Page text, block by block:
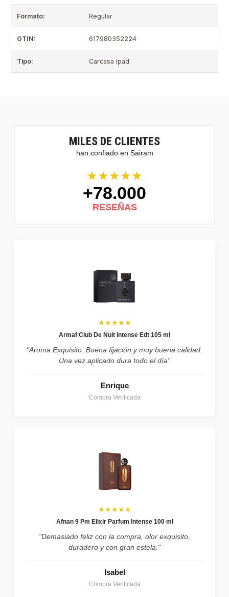
Formato: Regular
GTIN: 617980352224
Tipo: Carcasa Ipad
MILES DE CLIENTES
han confiado en Sairam
★★★★★
+78.000
RESEÑAS
★★★★★
Armaf Club De Nuit Intense Edt 105 ml
"Aroma Exquisito. Buena fijación y muy buena calidad.
Una vez aplicado dura todo el día"
Enrique
Compra Verificada
★★★★★
Afnan 9 Pm Elixir Parfum Intense 100 ml
"Demasiado feliz con la compra, olor exquisito,
duradero y con gran estela."
Isabel
Compra Verificada